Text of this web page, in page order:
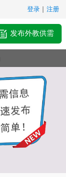
登录 注册
发布外教供需